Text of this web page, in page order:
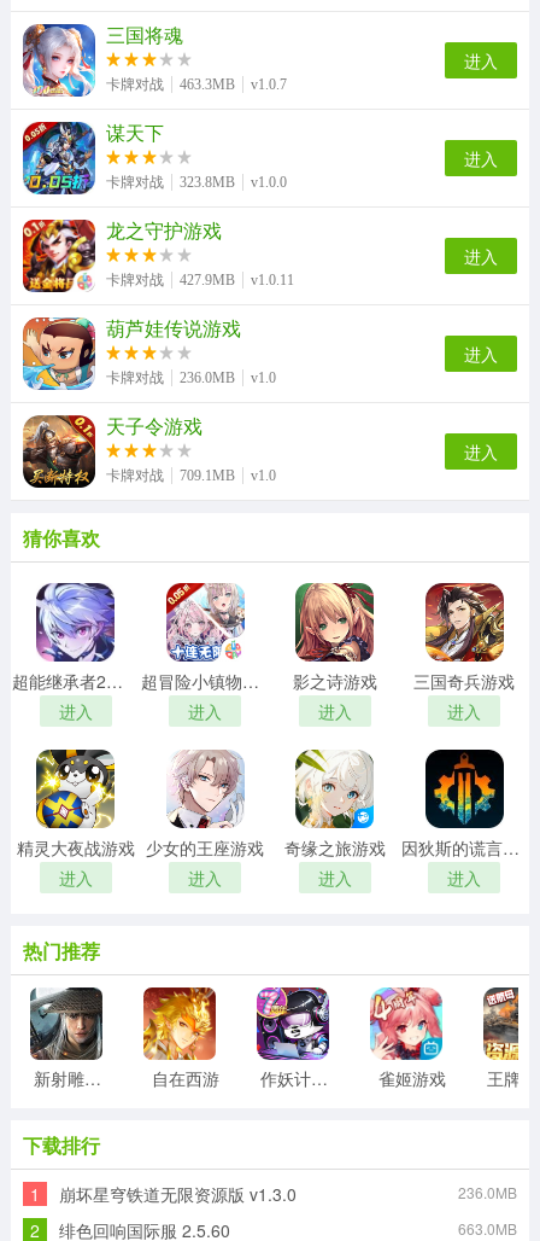
三国将魂
卡牌对战 463.3MB v1.0.7
进入
谋天下
卡牌对战 323.8MB v1.0.0
进入
龙之守护游戏
卡牌对战 427.9MB v1.0.11
进入
葫芦娃传说游戏
卡牌对战 236.0MB v1.0
进入
天子令游戏
卡牌对战 709.1MB v1.0
进入
猜你喜欢
超能继承者2游戏
进入
超冒险小镇物语2游戏
进入
影之诗游戏
进入
三国奇兵游戏
进入
精灵大夜战游戏
进入
少女的王座游戏
进入
奇缘之旅游戏
进入
因狄斯的谎言游戏
进入
热门推荐
新射雕群侠传之铁血丹心游戏 自在西游 作妖计游戏 雀姬游戏
下载排行
1 崩坏星穹铁道无限资源版 v1.3.0 236.0MB
2 绯色回响国际服 2.5.60 663.0MB